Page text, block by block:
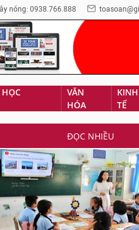
nóng: 0938.766.888
VĂN
HÓA
KINH
TẾ
ĐỌC NHIỀU